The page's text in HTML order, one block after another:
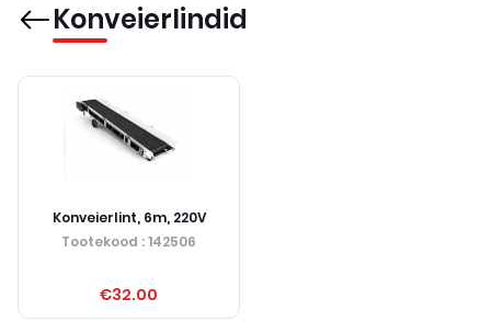
Konveierlindid
Konveierlint, 6m, 220V
Tootekood : 142506
€32.00